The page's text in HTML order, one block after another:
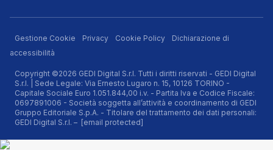
Gestione Cookie Privacy Cookie Policy
Dichiarazione di
accessibilità
Copyright ©2026 GEDI Digital S.r.l. Tutti i diritti riservati - GEDI Digital
S.r.l. | Sede Legale: Via Ernesto Lugaro n. 15, 10126 TORINO -
Capitale Sociale Euro 1.051.844,00 i.v. - Partita Iva e Codice Fiscale:
0697891006 - Società soggetta all’attività e coordinamento di GEDI
Gruppo Editoriale S.p.A. - Titolare del trattamento dei dati personali:
GEDI Digital S.r.l. – [email protected]